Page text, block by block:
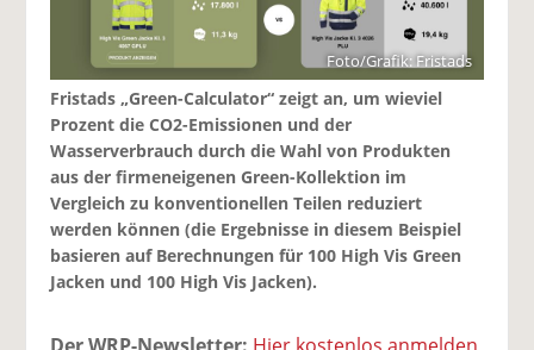
Foto/Grafik: Fristads
Fristads „Green-Calculator“ zeigt an, um wieviel
Prozent die CO2-Emissionen und der
Wasserverbrauch durch die Wahl von Produkten
aus der firmeneigenen Green-Kollektion im
Vergleich zu konventionellen Teilen reduziert
werden können (die Ergebnisse in diesem Beispiel
basieren auf Berechnungen für 100 High Vis Green
Jacken und 100 High Vis Jacken).